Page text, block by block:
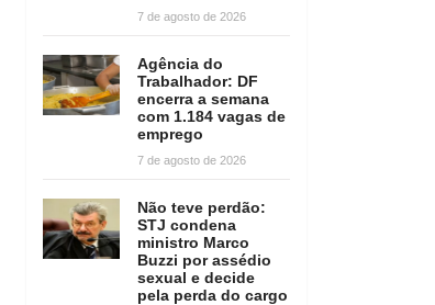
7 de agosto de 2026
Agência do
Trabalhador: DF
encerra a semana
com 1.184 vagas de
emprego
7 de agosto de 2026
Não teve perdão:
STJ condena
ministro Marco
Buzzi por assédio
sexual e decide
pela perda do cargo